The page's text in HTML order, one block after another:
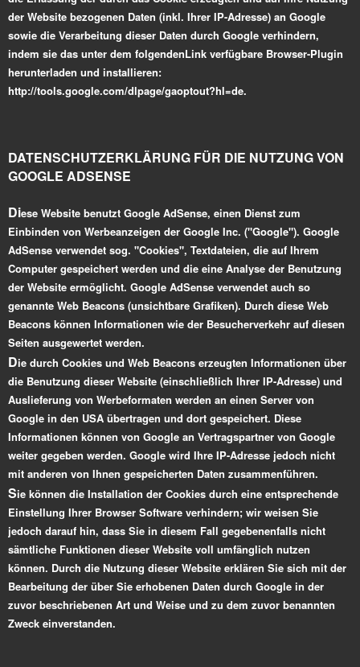
der Website bezogenen Daten (inkl. Ihrer IP-Adresse) an Google
sowie die Verarbeitung dieser Daten durch Google verhindern,
indem sie das unter dem folgendenLink verfügbare Browser-Plugin
herunterladen und installieren:
http://tools.google.com/dlpage/gaoptout?hl=de.
DATENSCHUTZERKLÄRUNG FÜR DIE NUTZUNG VON
GOOGLE ADSENSE
Diese Website benutzt Google AdSense, einen Dienst zum
Einbinden von Werbeanzeigen der Google Inc. ("Google"). Google
AdSense verwendet sog. "Cookies", Textdateien, die auf Ihrem
Computer gespeichert werden und die eine Analyse der Benutzung
der Website ermöglicht. Google AdSense verwendet auch so
genannte Web Beacons (unsichtbare Grafiken). Durch diese Web
Beacons können Informationen wie der Besucherverkehr auf diesen
Seiten ausgewertet werden.
Die durch Cookies und Web Beacons erzeugten Informationen über
die Benutzung dieser Website (einschließlich Ihrer IP-Adresse) und
Auslieferung von Werbeformaten werden an einen Server von
Google in den USA übertragen und dort gespeichert. Diese
Informationen können von Google an Vertragspartner von Google
weiter gegeben werden. Google wird Ihre IP-Adresse jedoch nicht
mit anderen von Ihnen gespeicherten Daten zusammenführen.
Sie können die Installation der Cookies durch eine entsprechende
Einstellung Ihrer Browser Software verhindern; wir weisen Sie
jedoch darauf hin, dass Sie in diesem Fall gegebenenfalls nicht
sämtliche Funktionen dieser Website voll umfänglich nutzen
können. Durch die Nutzung dieser Website erklären Sie sich mit der
Bearbeitung der über Sie erhobenen Daten durch Google in der
zuvor beschriebenen Art und Weise und zu dem zuvor benannten
Zweck einverstanden.